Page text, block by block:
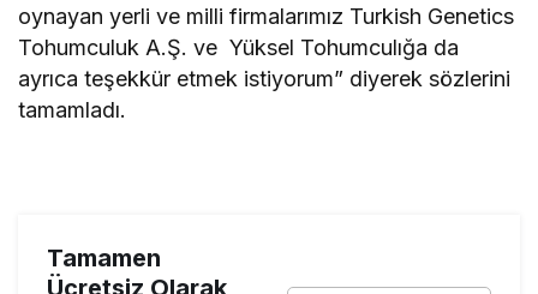
oynayan yerli ve milli firmalarımız Turkish Genetics
Tohumculuk A.Ş. ve Yüksel Tohumculığa da
ayrıca teşekkür etmek istiyorum” diyerek sözlerini
tamamladı.
Tamamen